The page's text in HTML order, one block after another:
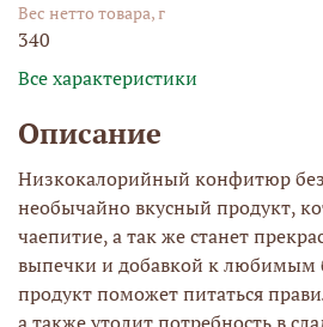
Вес нетто товара, г
340
Все характеристики
Описание
Низкокалорийный конфитюр без
необычайно вкусный продукт,
чаепитие, а так же станет
выпечки и добавкой к
продукт поможет питаться
а также утолит потребность в